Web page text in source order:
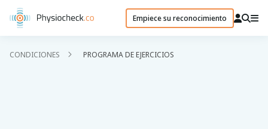
Empiece su reconocimiento
CONDICIONES PROGRAMA DE EJERCICIOS